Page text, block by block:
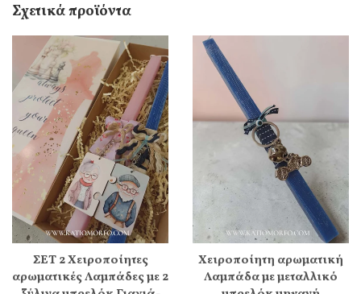
Σχετικά προϊόντα
ΣΕΤ 2 Χειροποίητες
αρωματικές Λαμπάδες με 2
Χειροποίητη αρωματική
Λαμπάδα με μεταλλικό